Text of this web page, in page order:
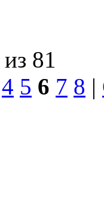
81
4 5 6 7 8 |